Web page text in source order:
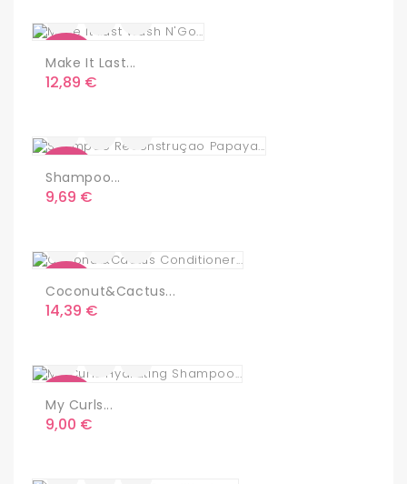
Make It Last...
Precio
12,89 €
Shampoo...
Precio
9,69 €
Coconut&Cactus...
Precio
14,39 €
My Curls...
Precio
9,00 €